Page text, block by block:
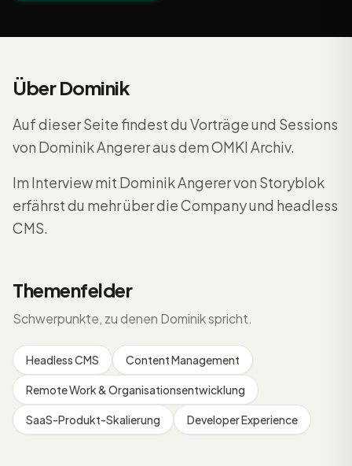
Über Dominik
Auf dieser Seite findest du Vorträge und Sessions
von Dominik Angerer aus dem OMKI Archiv.
Im Interview mit Dominik Angerer von Storyblok
erfährst du mehr über die Company und headless
CMS.
Themenfelder
Schwerpunkte, zu denen Dominik spricht.
Headless CMS Content Management
Remote Work & Organisationsentwicklung
SaaS-Produkt-Skalierung Developer Experience